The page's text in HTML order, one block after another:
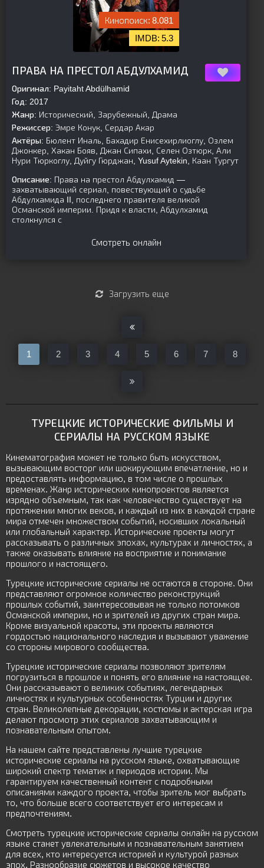
ТУРЕЦКИЕ ИСТОРИЧЕСКИЕ ФИЛЬМЫ И
СЕРИАЛЫ НА РУССКОМ ЯЗЫКЕ
Кинематография может не только быть искусством,
вызывающим восторг или шокирующим впечатление, но и
предоставлять информацию, в том числе о прошлых
временах. Жанр исторических кинопроектов является
изрядно объемным, так как человечество существует на
протяжении многих веков, и каждый из них в каждой стране
мира отмечен множеством событий, носивших локальный
или глобальный характер. Исторические проекты могут
рассказывать о различных эпохах, культурах и личностях, а
также оказывать влияние на восприятие и понимание
прошлого и настоящего.
Турецкие исторические сериалы не остаются в стороне. Они
представляют огромное количество реконструкций
прошлых событий, заинтересовывая не только потомков
Османской империи, но и зрителей из других стран мира.
Кроме визуальной красоты, эти проекты являются
гордостью национального наследия и вызывают уважение
со стороны мирового сообщества.
Турецкие исторические сериалы позволяют зрителям
погрузиться в прошлое и понять его влияние на настоящее.
Они рассказывают о великих событиях, легендарных
личностях и культурных особенностях Турции и других
стран. Великолепные декорации, костюмы и актерская игра
делают просмотр этих сериалов захватывающим и
познавательным опытом.
На нашем сайте представлены лучшие турецкие
исторические сериалы на русском языке, охватывающие
широкий спектр тематик и периодов истории. Мы
гарантируем качественный контент с подробными
описаниями каждого проекта, чтобы зритель мог выбрать
то, что больше всего соответствует его интересам и
предпочтениям.
Смотреть турецкие исторические сериалы онлайн на русском
языке станет увлекательным и познавательным занятием
для всех, кто интересуется историей и культурой разных
эпох. Разнообразие сюжетов и высокое качество
8.081
5.3
ПРАВА НА ПРЕСТОЛ АБДУЛХАМИД
Оригинал: Payitaht Abdülhamid
Год: 2017
Жанр: Исторический, Зарубежный, Драма
Режиссер: Эмре Конук, Сердар Акар
Актёры: Бюлент Иналь, Бахадир Енисехирлиоглу, Озлем
Джонкер, Хакан Бояв, Джан Сипахи, Селен Озтюрк, Али
Нури Тюркоглу, Дуйгу Гюрджан, Yusuf Aytekin, Каан Тургут
Описание: Права на престол Абдулхамид —
захватывающий сериал, повествующий о судьбе
Абдулхамида II, последнего правителя великой
Османской империи. Придя к власти, Абдулхамид
столкнулся с
Смотреть онлайн
Загрузить еще
1 2 3 4 5 6 7 8